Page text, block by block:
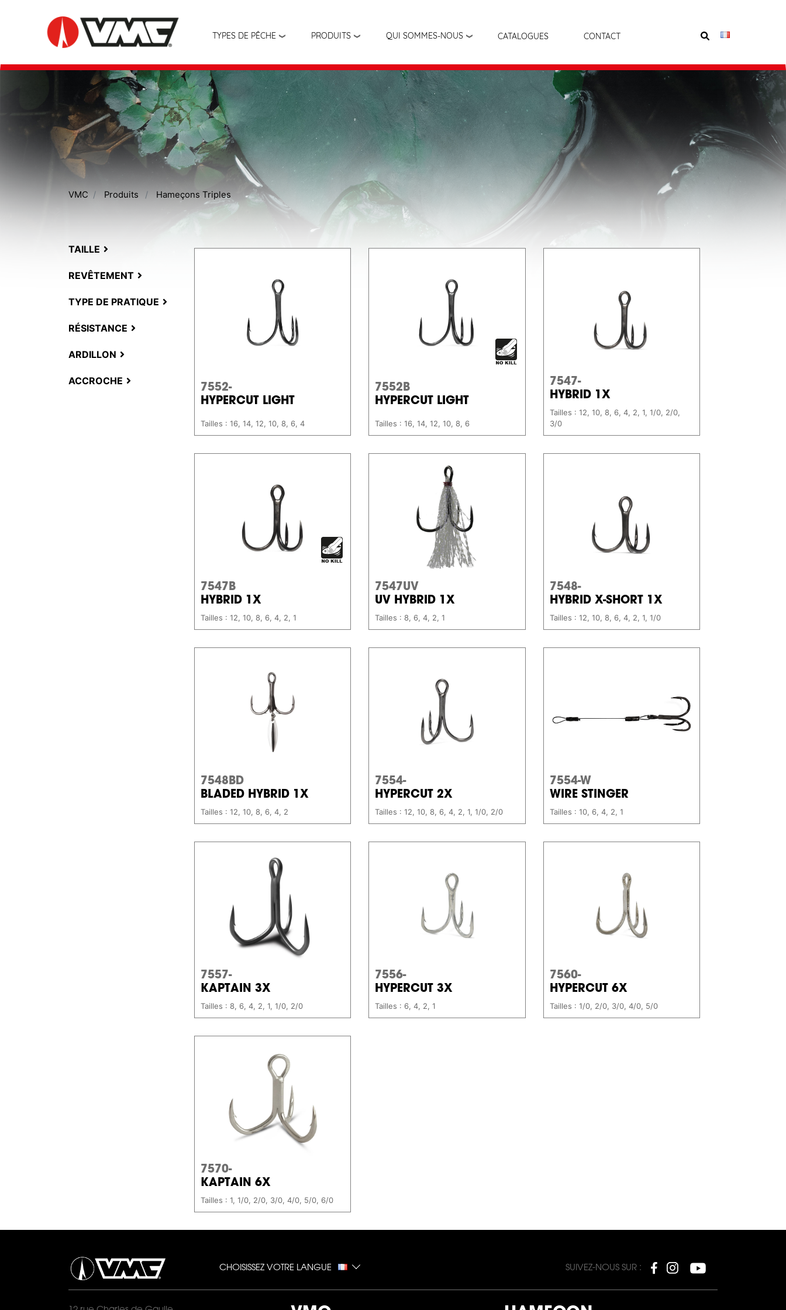
contenu
TYPES DE PÊCHE PRODUITS QUI SOMMES-NOUS CATALOGUES CONTACT
VMC Produits Hameçons Triples
TAILLE
REVÊTEMENT
TYPE DE PRATIQUE
RÉSISTANCE
ARDILLON
ACCROCHE
7552-
HYPERCUT LIGHT
Tailles : 16, 14, 12, 10, 8, 6, 4
7552B
HYPERCUT LIGHT
Tailles : 16, 14, 12, 10, 8, 6
7547-
HYBRID 1X
Tailles : 12, 10, 8, 6, 4, 2, 1, 1/0, 2/0,
3/0
7547B
HYBRID 1X
Tailles : 12, 10, 8, 6, 4, 2, 1
7547UV
UV HYBRID 1X
Tailles : 8, 6, 4, 2, 1
7548-
HYBRID X-SHORT 1X
Tailles : 12, 10, 8, 6, 4, 2, 1, 1/0
7548BD
BLADED HYBRID 1X
Tailles : 12, 10, 8, 6, 4, 2
7554-
HYPERCUT 2X
Tailles : 12, 10, 8, 6, 4, 2, 1, 1/0, 2/0
7554-W
WIRE STINGER
Tailles : 10, 6, 4, 2, 1
7557-
KAPTAIN 3X
Tailles : 8, 6, 4, 2, 1, 1/0, 2/0
7556-
HYPERCUT 3X
Tailles : 6, 4, 2, 1
7560-
HYPERCUT 6X
Tailles : 1/0, 2/0, 3/0, 4/0, 5/0
7570-
KAPTAIN 6X
Tailles : 1, 1/0, 2/0, 3/0, 4/0, 5/0, 6/0
CHOISISSEZ VOTRE LANGUE SUIVEZ-NOUS SUR :